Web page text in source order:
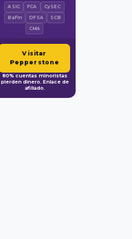
ASIC FCA
CySEC
BaFin
DFSA
SCB
CMA
Visitar
Pepperstone
80% cuentas minoristas
pierden dinero. Enlace de
afiliado.